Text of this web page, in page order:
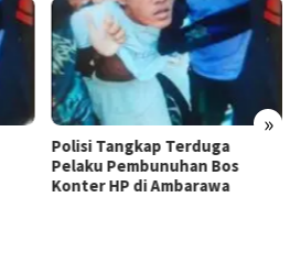
»
Polisi Tangkap Terduga
Pelaku Pembunuhan Bos
Konter HP di Ambarawa